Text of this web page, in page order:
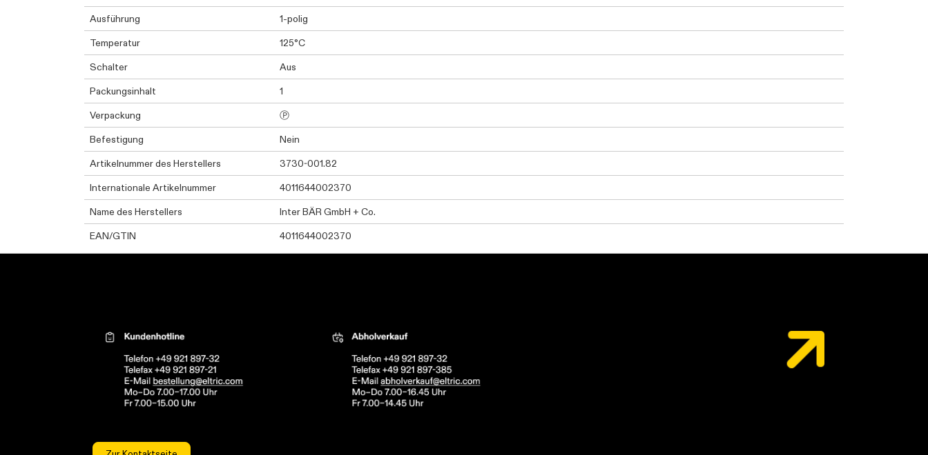
Ausführung
1-polig
Temperatur
125°C
Schalter
Aus
Packungsinhalt
1
Verpackung
Ⓟ
Befestigung
Nein
Artikelnummer des Herstellers
3730-001.82
Internationale Artikelnummer
4011644002370
Name des Herstellers
Inter BÄR GmbH + Co.
EAN/GTIN
4011644002370